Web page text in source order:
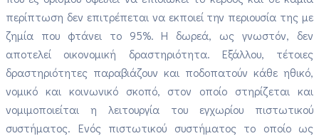
περίπτωση δεν επιτρέπεται να εκποιεί την περιουσία της με
ζημία που φτάνει το 95%. Η δωρεά, ως γνωστόν, δεν
αποτελεί οικονομική δραστηριότητα. Εξάλλου, τέτοιες
δραστηριότητες παραβιάζουν και ποδοπατούν κάθε ηθικό,
νομικό και κοινωνικό σκοπό, στον οποίο στηρίζεται και
νομιμοποιείται η λειτουργία του εγχωρίου πιστωτικού
συστήματος. Ενός πιστωτικού συστήματος το οποίο ως